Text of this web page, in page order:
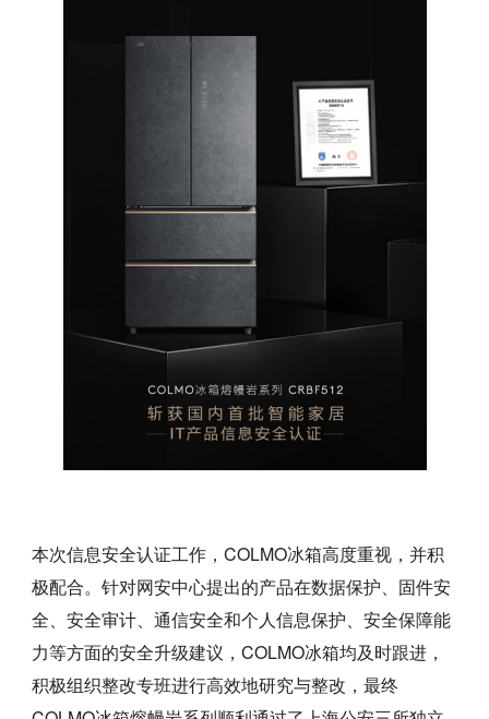
本次信息安全认证工作，COLMO冰箱高度重视，并积
极配合。针对网安中心提出的产品在数据保护、固件安
全、安全审计、通信安全和个人信息保护、安全保障能
力等方面的安全升级建议，COLMO冰箱均及时跟进，
积极组织整改专班进行高效地研究与整改，最终